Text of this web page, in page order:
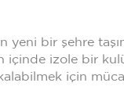
bir şehre
içinde izole bir
için